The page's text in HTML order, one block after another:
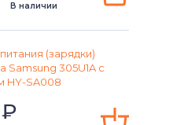
ноутбуков
ноутбуков
ноутбуков
В наличии
(зарядки)
Samsung 305U1A с
HY-SA008
₽